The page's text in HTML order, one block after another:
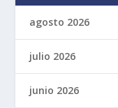
agosto 2026
julio 2026
junio 2026